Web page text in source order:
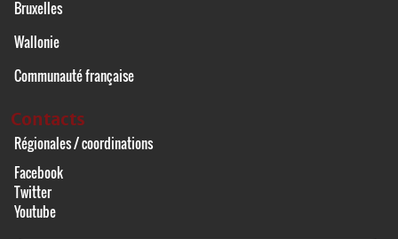
Bruxelles
Wallonie
Communauté française
Contacts
Régionales / coordinations
Facebook
Twitter
Youtube